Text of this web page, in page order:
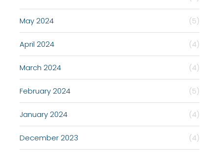
May 2024 (5)
April 2024 (4)
March 2024 (4)
February 2024 (5)
January 2024 (4)
December 2023 (4)